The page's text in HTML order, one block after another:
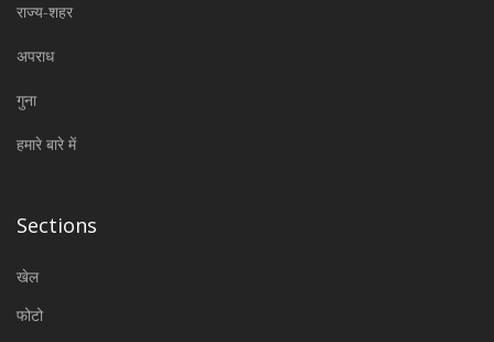
राज्य-शहर
अपराध
गुना
हमारे बारे में
Sections
खेल
फोटो